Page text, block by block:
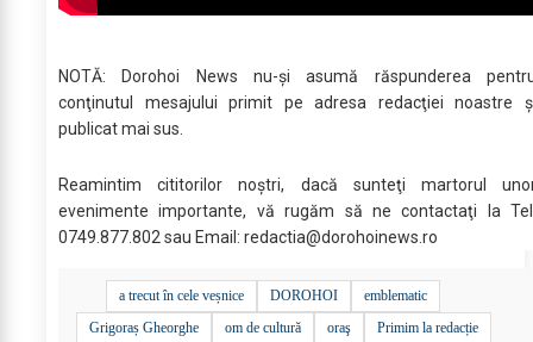
NOTĂ: Dorohoi News nu-şi asumă răspunderea
conţinutul mesajului primit pe adresa redacţiei noastre
publicat mai sus.
Reamintim cititorilor noştri, dacă sunteţi martorul
evenimente importante, vă rugăm să ne contactaţi la
0749.877.802 sau Email: redactia@dorohoinews.ro
a trecut în cele veșnice DOROHOI
emblematic
Grigoraș Gheorghe
om de cultură oraş
Primim la redacție